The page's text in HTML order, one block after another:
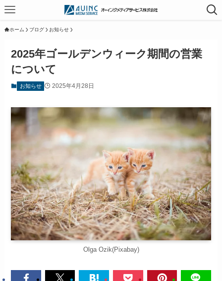
ホーム ブログ お知らせ
2025年ゴールデンウィーク期間の営業
について
お知らせ 2025年4月28日
Olga Ozik(Pixabay)